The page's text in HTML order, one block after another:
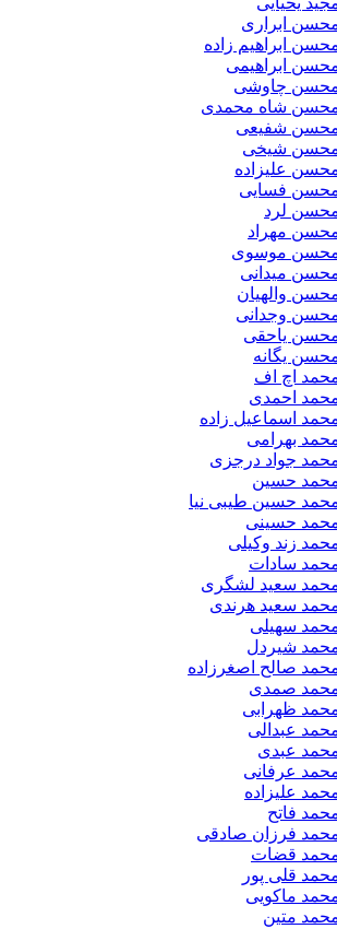
ابراری
ابراهیم زاده
ابراهیمی
چاوشی
شاه محمدی
شفیعی
شیخی
علیزاده
فسایی
لرد
مهراد
موسوی
میدانی
والهیان
وجدانی
یاحقی
یگانه
اچ اف
احمدی
اسماعیل زاده
بهرامی
جواد درجزی
حسین
حسین طیبی نیا
حسینی
زند وکیلی
سادات
سعید لشگری
سعید هرندی
سهیلی
شیردل
صالح اصغرزاده
صمدی
ظهرابی
عبدالی
عبدی
عرفانی
علیزاده
فاتح
فرزان صادقی
قضات
قلی پور
ماکویی
متین